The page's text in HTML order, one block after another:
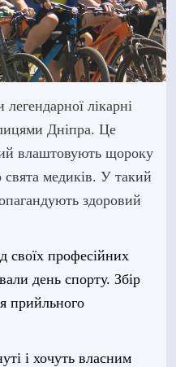
лікарні
Дніпра. Це
влаштовують щороку
свята медиків. У такий
здоровий
своїх професійних
день спорту. Збір
прийльного
і хочуть власним